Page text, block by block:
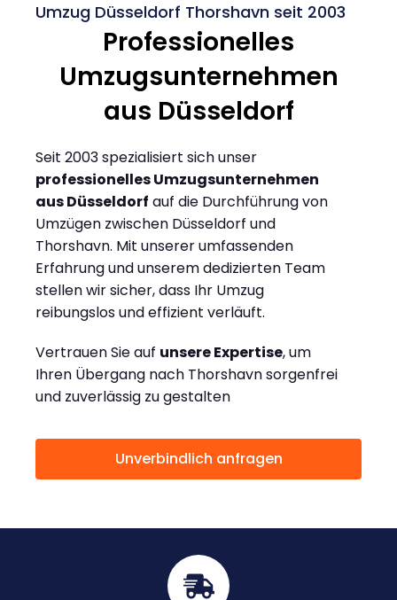
Umzug Düsseldorf Thorshavn seit 2003
Professionelles
Umzugsunternehmen
aus Düsseldorf
Seit 2003 spezialisiert sich unser
professionelles Umzugsunternehmen
aus Düsseldorf auf die Durchführung von
Umzügen zwischen Düsseldorf und
Thorshavn. Mit unserer umfassenden
Erfahrung und unserem dedizierten Team
stellen wir sicher, dass Ihr Umzug
reibungslos und effizient verläuft.
Vertrauen Sie auf unsere Expertise, um
Ihren Übergang nach Thorshavn sorgenfrei
und zuverlässig zu gestalten
Unverbindlich anfragen